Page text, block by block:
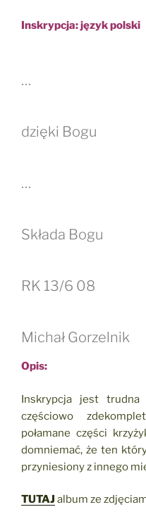
Inskrypcja: język polski
…
dzięki Bogu
…
Składa Bogu
RK 13/6 08
Michał Gorzelnik
Opis:
Inskrypcja jest
częściowo
połamane części
domniemać, że ten
przyniesiony z innego
TUTAJ album ze